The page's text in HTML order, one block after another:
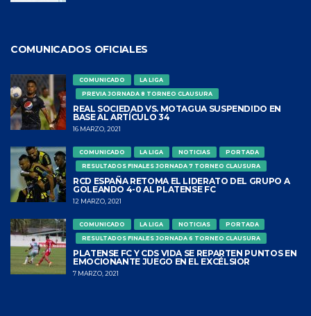
COMUNICADOS OFICIALES
COMUNICADO
LA LIGA
PREVIA JORNADA 8 TORNEO CLAUSURA
REAL SOCIEDAD VS. MOTAGUA SUSPENDIDO EN
BASE AL ARTÍCULO 34
16 MARZO, 2021
COMUNICADO LA LIGA NOTICIAS
PORTADA
RESULTADOS FINALES JORNADA 7 TORNEO CLAUSURA
RCD ESPAÑA RETOMA EL LIDERATO DEL GRUPO A
GOLEANDO 4-0 AL PLATENSE FC
12 MARZO, 2021
COMUNICADO LA LIGA NOTICIAS
PORTADA
RESULTADOS FINALES JORNADA 6 TORNEO CLAUSURA
PLATENSE FC Y CDS VIDA SE REPARTEN PUNTOS EN
EMOCIONANTE JUEGO EN EL EXCÉLSIOR
7 MARZO, 2021